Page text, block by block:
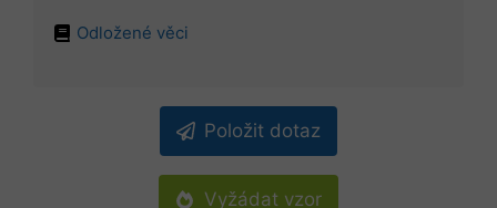
Odložené věci
Položit dotaz
Vyžádat vzor